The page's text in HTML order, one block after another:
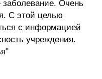
заболевание. Очень
С этой целью
с информацией
учреждения.